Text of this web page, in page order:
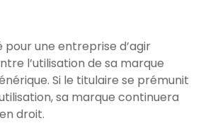
pour une entreprise d’agir
l’utilisation de sa marque
Si le titulaire se prémunit
sa marque continuera
droit.